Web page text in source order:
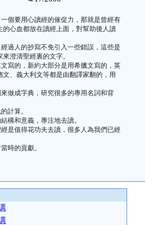
個要用心讀經的催促力，那就是曾經有
的心血都放在讀經上面，對幫助後人讀
過人的抄寫不免引入一些錯誤，這些是
澄清聖經裏的文字。
寫的，新約大部分是用希臘文寫的，英
文、義大利文等都是由翻譯家翻的，用
做成字典，研究很多的專用名詞和背
計算。
構和意義，專注地去讀。
是值得花功夫去讀，很多人為我們已經
時的貢獻。